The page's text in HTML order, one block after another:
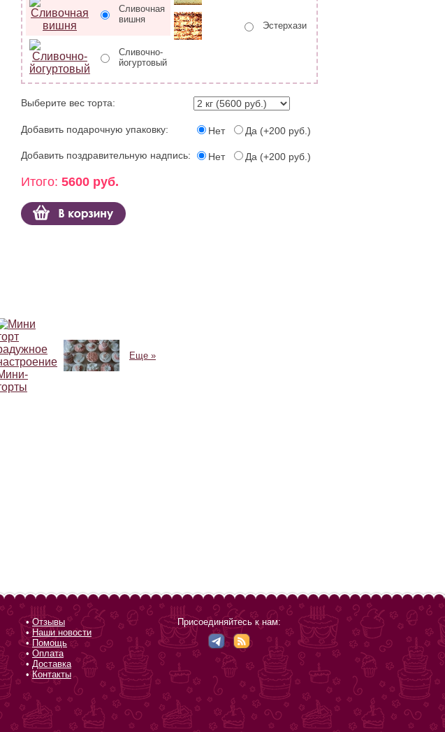
Сливочная
вишня
Сливочно-
йогуртовый
Эстерхази
Выберите вес торта:
Добавить подарочную упаковку: Нет Да (+200 руб.)
Добавить поздравительную надпись: Нет Да (+200 руб.)
Итого: 5600 руб.
Еще »
•Отзывы
•Наши новости
•Помощь
• Оплата
• Доставка
•Контакты
Присоединяйтесь к нам: